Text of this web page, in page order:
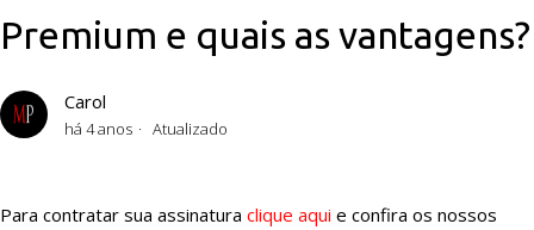
Como ser um Membro Elite e quais as vantagens?
Premium e quais as vantagens?
Carol
há 4 anos Atualizado
Para contratar sua assinatura clique aqui e confira os nossos